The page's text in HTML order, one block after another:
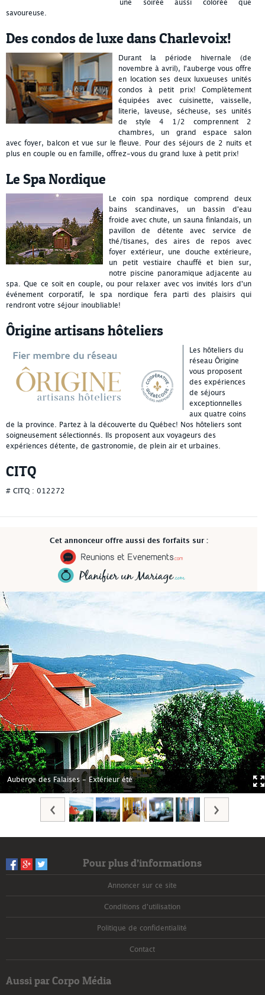
une soirée aussi colorée que
savoureuse.
Des condos de luxe dans Charlevoix!
Durant la période hivernale (de
novembre à avril), l'auberge vous offre
en location ses deux luxueuses unités
condos à petit prix! Complètement
équipées avec cuisinette, vaisselle,
literie, laveuse, sécheuse, ses unités
de style 4 1/2 comprennent 2
chambres, un grand espace salon
avec foyer, balcon et vue sur le fleuve. Pour des séjours de 2 nuits et
plus en couple ou en famille, offrez-vous du grand luxe à petit prix!
Le Spa Nordique
Le coin spa nordique comprend deux
bains scandinaves, un bassin d'eau
froide avec chute, un sauna finlandais, un
pavillon de détente avec service de
thé/tisanes, des aires de repos avec
foyer extérieur, une douche extérieure,
un petit vestiaire chauffé et bien sur,
notre piscine panoramique adjacente au
spa. Que ce soit en couple, ou pour relaxer avec vos invités lors d'un
événement corporatif, le spa nordique fera parti des plaisirs qui
rendront votre séjour inoubliable!
Ôrigine artisans hôteliers
Les hôteliers du
réseau Ôrigine
vous proposent
des expériences
de séjours
exceptionnelles
aux quatre coins
de la province. Partez à la découverte du Québec! Nos hôteliers sont
soigneusement sélectionnés. Ils proposent aux voyageurs des
expériences détente, de gastronomie, de plein air et urbaines.
CITQ
# CITQ : 012272
Cet annonceur offre aussi des forfaits sur :
Auberge des Falaises - Extérieur été
Pour plus d’informations
Annoncer sur ce site
Conditions d'utilisation
Politique de confidentialité
Contact
Aussi par Corpo Média